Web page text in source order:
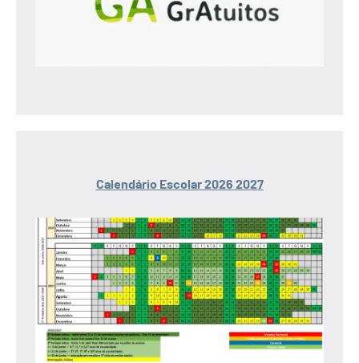
Calendário Escolar 2026 2027